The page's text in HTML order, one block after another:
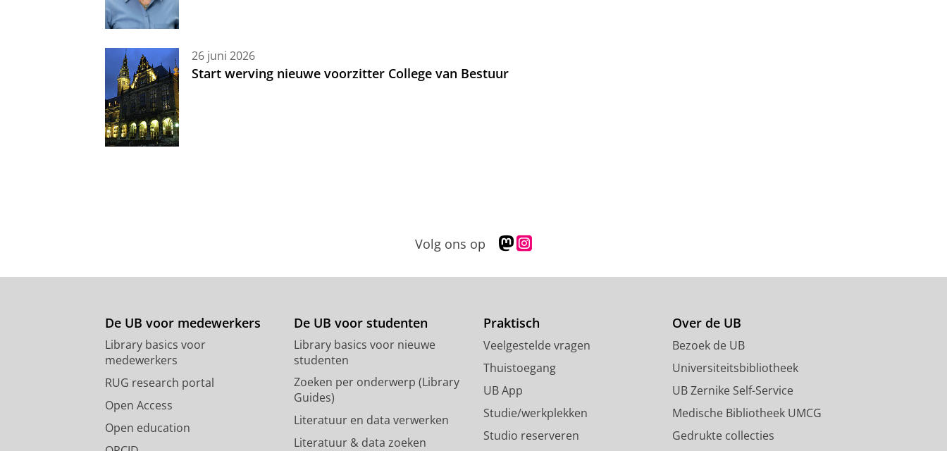
26 juni 2026
Start werving nieuwe voorzitter College van Bestuur
Volg ons op
M
s
d
n
p
o
f
i
e
s
g
r
a
m
c
c
o
De UB voor medewerkers
Library basics voor
medewerkers
RUG research portal
Open Access
Open education
De UB voor studenten
Library basics voor nieuwe
studenten
Zoeken per onderwerp (Library
Guides)
Literatuur en data verwerken
Literatuur & data zoeken
Praktisch
Veelgestelde vragen
Thuistoegang
UB App
Studie/werkplekken
Studio reserveren
Over de UB
Bezoek de UB
Universiteitsbibliotheek
UB Zernike Self-Service
Medische Bibliotheek UMCG
Gedrukte collecties